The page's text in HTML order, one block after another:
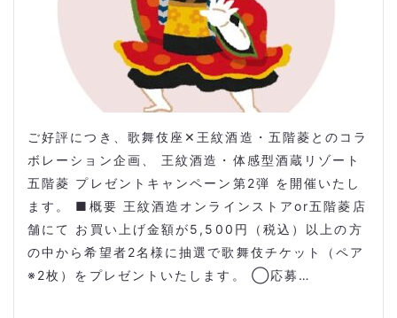
ご好評につき、歌舞伎座✕王紋酒造・五階菱とのコラ
ボレーション企画、 王紋酒造・体感型酒蔵リゾート
五階菱 プレゼントキャンペーン第2弾 を開催いたし
ます。 ■概要 王紋酒造オンラインストアor五階菱店
舗にて お買い上げ金額が5,500円（税込）以上の方
の中から希望者2名様に抽選で歌舞伎チケット（ペア
※2枚）をプレゼントいたします。 ◯応募…